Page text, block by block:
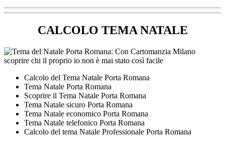
CALCOLO TEMA NATALE
Calcolo del Tema Natale Porta Romana
Tema Natale Porta Romana
Scoprire il Tema Natale Porta Romana
Tema Natale sicuro Porta Romana
Tema Natale economico Porta Romana
Tema Natale telefonico Porta Romana
Calcolo del tema Natale Professionale Porta Romana